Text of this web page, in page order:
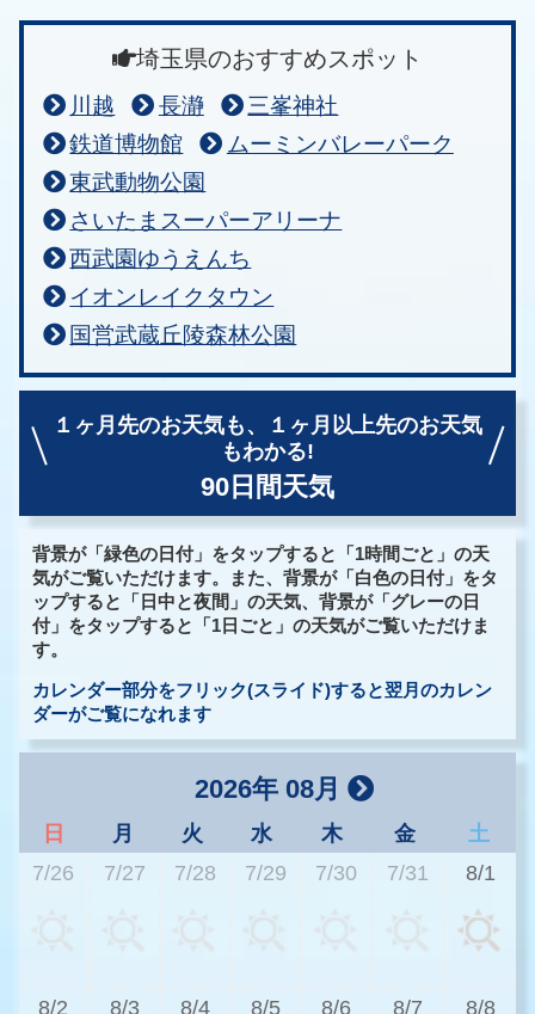
埼玉県のおすすめスポット
川越 長瀞
三峯神社
鉄道博物館
ムーミンバレーパーク
東武動物公園
さいたまスーパーアリーナ
西武園ゆうえんち
イオンレイクタウン
国営武蔵丘陵森林公園
１ヶ月先のお天気も、
１ヶ月以上先のお天気
もわかる!
90日間天気
背景が「緑色の日付」をタップすると「1時間ごと」の天
気がご覧いただけます。また、背景が「白色の日付」をタ
ップすると「日中と夜間」の天気、背景が「グレーの日
付」をタップすると「1日ごと」の天気がご覧いただけま
す。
カレンダー部分をフリック(スライド)すると翌月のカレン
ダーがご覧になれます
2026年 08月
日 月 火 水 木 金
土
7/26
7/27 7/28 7/29 7/30 7/31 8/1
8/2 8/3 8/4 8/5 8/6 8/7 8/8